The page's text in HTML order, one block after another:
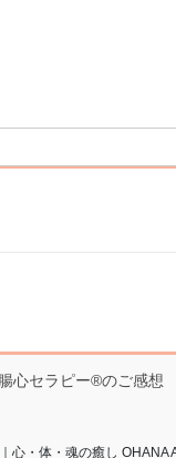
腸心セラピー®︎のご感想
心・体・魂の癒し OHANA